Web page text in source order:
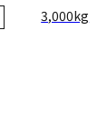
3,000kg